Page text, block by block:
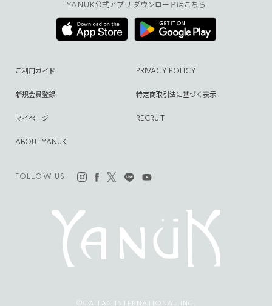
YANUK公式アプリ ダウンロードはこちら
FOLLOW US
ご利用ガイド PRIVACY POLICY
新規会員登録 特定商取引法に基づく表示
マイページ RECRUIT
ABOUT YANUK
©CAITAC INTERNATIONAL,INC.